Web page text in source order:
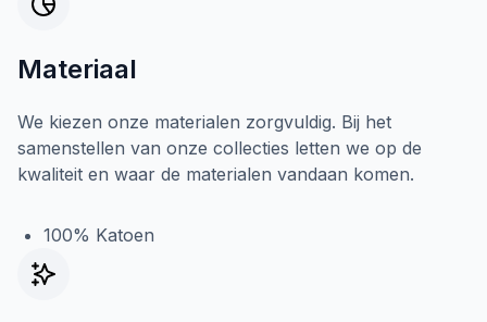
Materiaal
We kiezen onze materialen zorgvuldig. Bij het
samenstellen van onze collecties letten we op de
kwaliteit en waar de materialen vandaan komen.
100% Katoen